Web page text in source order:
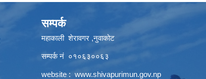
सम्पर्क
महाकाली शेरावगर ,नुवाकोट
सम्पर्क नं ०१०६३००६३
website : www.shivapurimun.gov.np